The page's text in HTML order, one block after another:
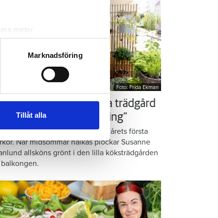
meter
. Du kan ändra
information från din enhet
kombinera informationen
Marknadsföring
Tillåt alla
Foto: Frida Ekman
som Susanne – ordna trädgård
balkongen: ”God gärning”
örter, krispig sallad och årets första
När midsommar nalkas plockar Susanne
allsköns grönt i den lilla köksträdgården